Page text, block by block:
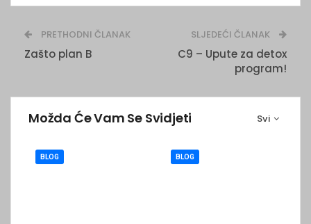
PRETHODNI ČLANAK
Zašto plan B
SLJEDEĆI ČLANAK
C9 – Upute za detox
program!
Svi
Možda Će Vam Se Svidjeti
BLOG BLOG